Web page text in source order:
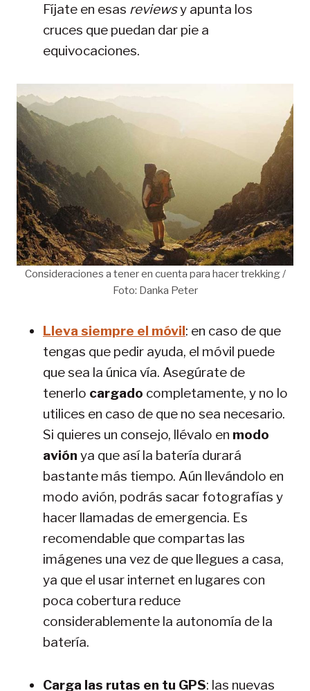
Fíjate en esas reviewsy apunta los
cruces que puedan dar pie a
equivocaciones.
Consideraciones a tener en cuenta para hacer trekking /
Foto: Danka Peter
Lleva siempre el móvil: en caso de que
tengas que pedir ayuda, el móvil puede
que sea la única vía. Asegúrate de
tenerlo cargado completamente, y no lo
utilices en caso de que no sea necesario.
Si quieres un consejo, llévalo en modo
avión ya que así la batería durará
bastante más tiempo. Aún llevándolo en
modo avión, podrás sacar fotografías y
hacer llamadas de emergencia. Es
recomendable que compartas las
imágenes una vez de que llegues a casa,
ya que el usar internet en lugares con
poca cobertura reduce
considerablemente la autonomía de la
batería.
Carga las rutas en tu GPS: las nuevas